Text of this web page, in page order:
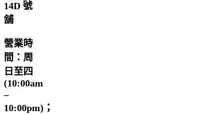
14D 號
舖
營業時
間：周
日至四
(10:00am
–
10:00pm)；